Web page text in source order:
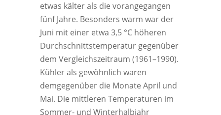
etwas kälter als die vorangegangen
fünf Jahre. Besonders warm war der
Juni mit einer etwa 3,5 °C höheren
Durchschnittstemperatur gegenüber
dem Vergleichszeitraum (1961–1990).
Kühler als gewöhnlich waren
demgegenüber die Monate April und
Mai. Die mittleren Temperaturen im
Sommer- und Winterhalbjahr